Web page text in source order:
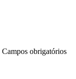
Campos obrigatórios